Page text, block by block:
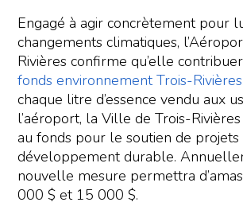
Engagé à agir concrètement pour
changements climatiques,
Rivières confirme qu’elle
fonds environnement Trois-Rivières
chaque litre d’essence vendu aux
l’aéroport, la Ville de Trois-
au fonds pour le soutien de projets
développement durable.
nouvelle mesure permettra
000 $ et 15 000 $.